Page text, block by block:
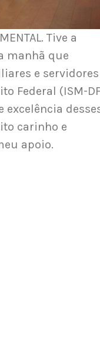
Tive a
manhã que
e
Federal (ISM-
excelência
carinho e
apoio.